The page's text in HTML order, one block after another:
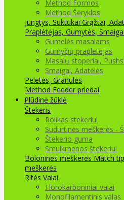
Method Formos
Method Šėryklos
Jungtys, Suktukai Grąžtai,
Praplėtėjas, Gumytės,
Gumelės masalams
Gumyčių prapletėjas
Masalų stoperiai,
Smaigai, Adatėlės
Peletės, Granulės
Method Feeder priedai
Plūdinė žūklė
Štekeris
Rolikas stekeriui
Sudurtinės meškerės -
Štekerio guma
Smulkmenos štekeriui
Boloninės meškerės Match
meškerės
Ritės Valai
Florokarboniniai valai
Monofilamentinis valas